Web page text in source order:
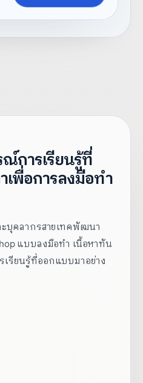
การเรียนรู้ที่
เพื่อการลงมือทำ
ะบุคลากรสายเทคพัฒนา
แบบลงมือทำ เนื้อหาทัน
รียนรู้ที่ออกแบบมาอย่าง